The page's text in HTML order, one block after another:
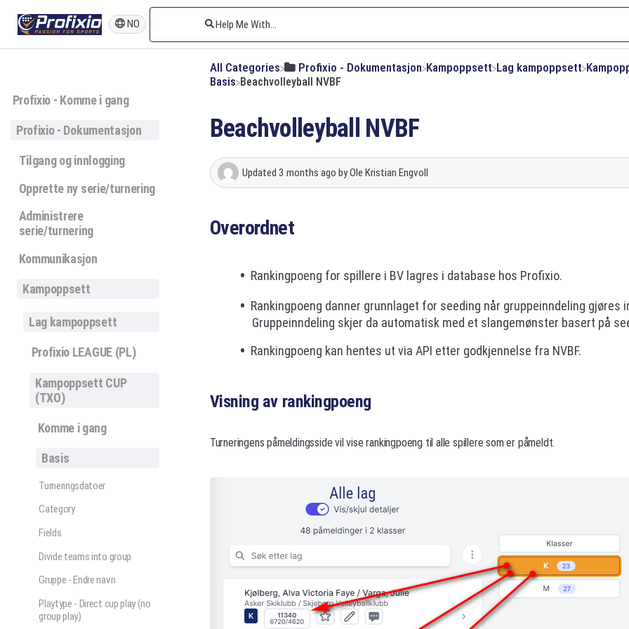
NO
Profixio - Komme i gang
Profixio - Dokumentasjon
Tilgang og innlogging
Opprette ny serie/turnering
Administrere
serie/turnering
Kommunikasjon
Kampoppsett
Lag kampoppsett
Profixio LEAGUE (PL)
Kampoppsett CUP
(TXO)
Komme i gang
Basis
Turneringsdatoer
Category
Fields
Divide teams into group
Gruppe - Endre navn
Playtype - Direct cup play (no
group play)
All Categories ​Profixio - Dokumentasjon ​Kampoppsett ​Lag kampoppsett
​Basis Beachvolleyball NVBF
Beachvolleyball NVBF
Updated 3 months ago byOle Kristian Engvoll
Overordnet
Rankingpoeng for spillere i BV lagres i database hos Profixio.
Rankingpoeng danner grunnlaget for seeding når gruppeinndeling gjøres
Gruppeinndeling skjer da automatisk med et slangemønster basert på
Rankingpoeng kan hentes ut via API etter godkjennelse fra NVBF.
Visning av rankingpoeng
Turneringens påmeldingsside vil vise rankingpoeng til alle spillere som er påmeldt.